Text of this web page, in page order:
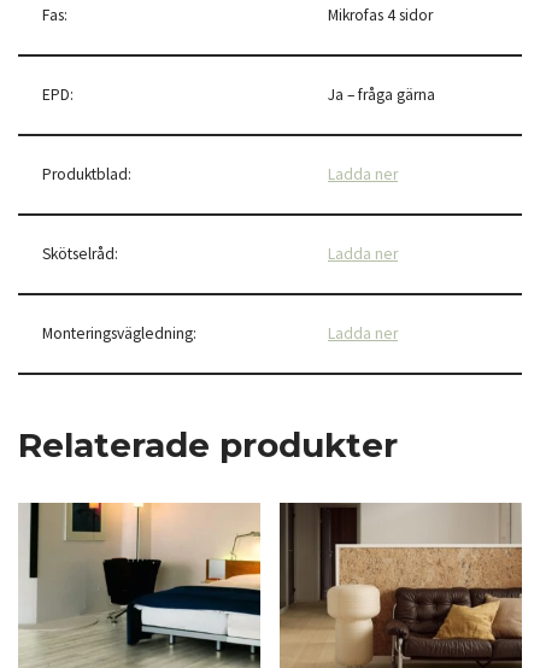
Fas: Mikrofas 4 sidor
EPD: Ja – fråga gärna
Produktblad: Ladda ner
Skötselråd: Ladda ner
Monteringsvägledning: Ladda ner
Relaterade produkter